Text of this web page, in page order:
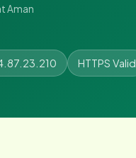
Aman
HTTPS Valid